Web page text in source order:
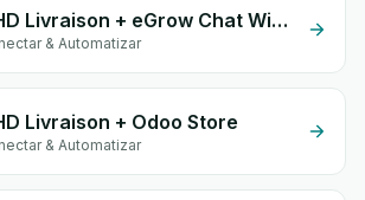
DHD Livraison + eGrow Chat Widget
& Automatizar
Livraison + Odoo Store
& Automatizar